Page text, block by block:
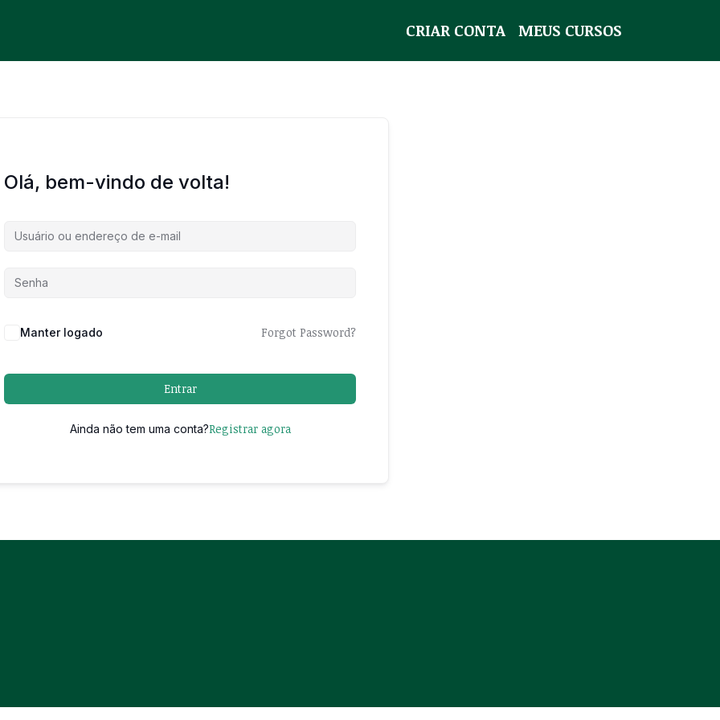
CRIAR CONTA MEUS CURSOS
Olá, bem-vindo de volta!
Manter logado Forgot Password?
Entrar
Ainda não tem uma conta?Registrar agora